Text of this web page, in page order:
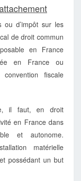
ou d’impôt sur les
de droit commun
en France
en France ou
fiscale
il faut, en droit
en France dans
et autonome.
matérielle
possédant un but